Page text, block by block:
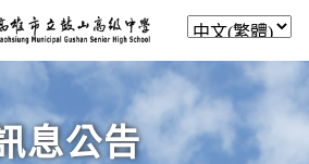
息公告